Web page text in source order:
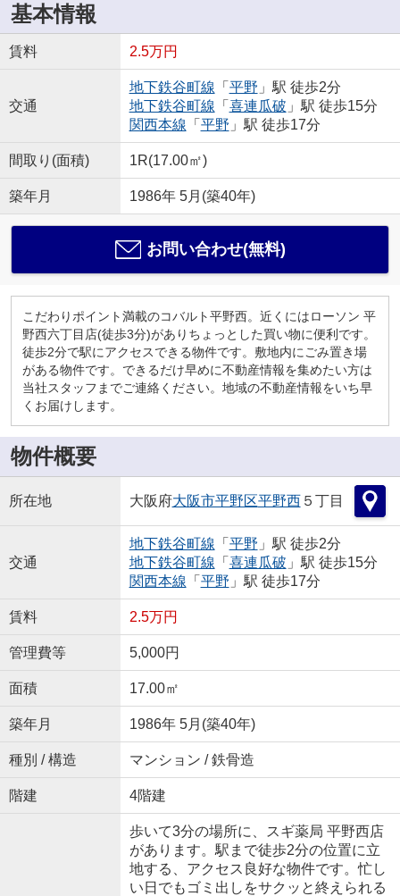
基本情報
賃料 2.5万円
交通
地下鉄谷町線 「 平野 」駅 徒歩2分
地下鉄谷町線 「 喜連瓜破 」駅 徒歩15分
関西本線 「 平野 」駅 徒歩17分
間取り(面積) 1R(17.00㎡)
築年月 1986年 5月(築40年)
お問い合わせ(無料)
こだわりポイント満載のコバルト平野西。近くにはローソン 平
野西六丁目店(徒歩3分)がありちょっとした買い物に便利です。
徒歩2分で駅にアクセスできる物件です。敷地内にごみ置き場
がある物件です。できるだけ早めに不動産情報を集めたい方は
当社スタッフまでご連絡ください。地域の不動産情報をいち早
くお届けします。
物件概要
所在地 大阪府大阪市平野区平野西５丁目
交通
地下鉄谷町線 「 平野 」駅 徒歩2分
地下鉄谷町線 「 喜連瓜破 」駅 徒歩15分
関西本線 「 平野 」駅 徒歩17分
賃料 2.5万円
管理費等 5,000円
面積 17.00㎡
築年月 1986年 5月(築40年)
種別 / 構造 マンション / 鉄骨造
階建 4階建
歩いて3分の場所に、スギ薬局 平野西店
があります。駅まで徒歩2分の位置に立
地する、アクセス良好な物件です。忙し
い日でもゴミ出しをサクッと終えられる